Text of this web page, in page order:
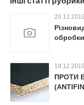
20.12.2019
обробки
19.12.2019
ПРОТИ